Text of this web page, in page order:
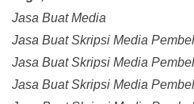
Jasa Buat Media
Jasa Buat Skripsi Media
Jasa Buat Skripsi Media
Jasa Buat Skripsi Media